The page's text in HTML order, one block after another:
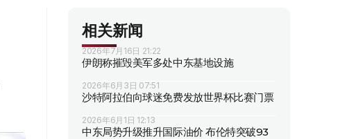
相关新闻
2026年7月16日 21:22
伊朗称摧毁美军多处中东基地设施
2026年6月3日 07:51
沙特阿拉伯向球迷免费发放世界杯比赛门票
2026年6月1日 12:13
中东局势升级推升国际油价 布伦特突破93